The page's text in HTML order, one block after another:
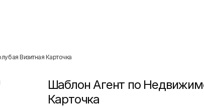
Визитная Карточка
Шаблон Агент по
Карточка